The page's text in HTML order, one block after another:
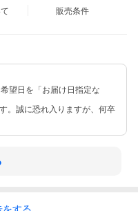
販売条件
望日を「お届け日指定な
。誠に恐れ入りますが、何卒